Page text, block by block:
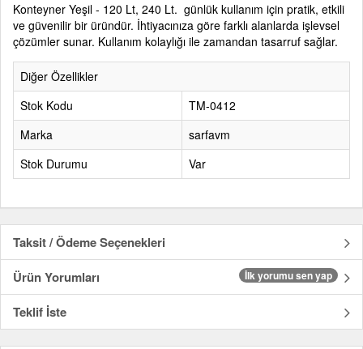
Konteyner Yeşil - 120 Lt, 240 Lt. günlük kullanım için pratik, etkili
ve güvenilir bir üründür. İhtiyacınıza göre farklı alanlarda işlevsel
çözümler sunar. Kullanım kolaylığı ile zamandan tasarruf sağlar.
Diğer Özellikler
Stok Kodu
TM-0412
Marka
sarfavm
Stok Durumu
Var
Taksit / Ödeme Seçenekleri
Ürün Yorumları
İlk yorumu sen yap
Teklif İste